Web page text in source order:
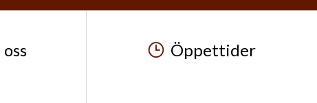
Öppettider